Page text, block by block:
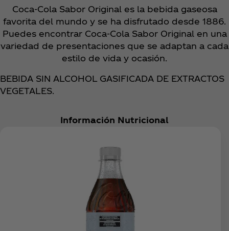
Coca‑Cola Sabor Original es la bebida gaseosa
favorita del mundo y se ha disfrutado desde 1886.
Puedes encontrar Coca‑Cola Sabor Original en una
variedad de presentaciones que se adaptan a cada
estilo de vida y ocasión.
BEBIDA SIN ALCOHOL GASIFICADA DE EXTRACTOS
VEGETALES.
Información Nutricional